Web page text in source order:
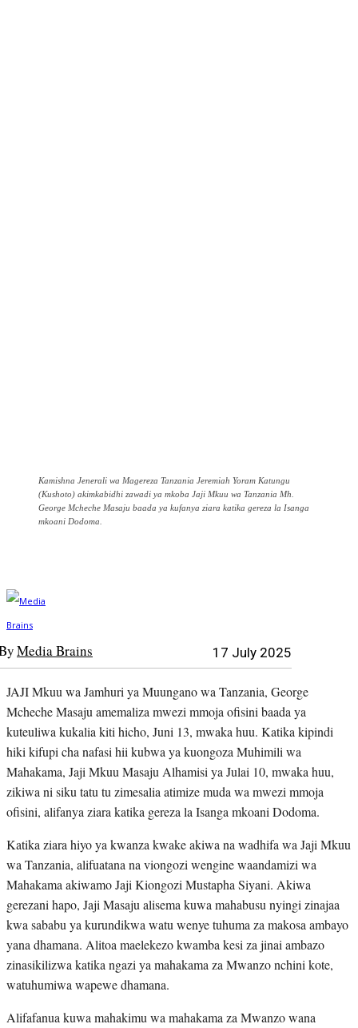
Kamishna Jenerali wa Magereza Tanzania Jeremiah Yoram Katungu
(Kushoto) akimkabidhi zawadi ya mkoba Jaji Mkuu wa Tanzania Mh.
George Mcheche Masaju baada ya kufanya ziara katika gereza la Isanga
mkoani Dodoma.
Media Brains 17 July 2025
JAJI Mkuu wa Jamhuri ya Muungano wa Tanzania, George
Mcheche Masaju amemaliza mwezi mmoja ofisini baada ya
kuteuliwa kukalia kiti hicho, Juni 13, mwaka huu. Katika kipindi
hiki kifupi cha nafasi hii kubwa ya kuongoza Muhimili wa
Mahakama, Jaji Mkuu Masaju Alhamisi ya Julai 10, mwaka huu,
zikiwa ni siku tatu tu zimesalia atimize muda wa mwezi mmoja
ofisini, alifanya ziara katika gereza la Isanga mkoani Dodoma.
Katika ziara hiyo ya kwanza kwake akiwa na wadhifa wa Jaji Mkuu
wa Tanzania, alifuatana na viongozi wengine waandamizi wa
Mahakama akiwamo Jaji Kiongozi Mustapha Siyani. Akiwa
gerezani hapo, Jaji Masaju alisema kuwa mahabusu nyingi zinajaa
kwa sababu ya kurundikwa watu wenye tuhuma za makosa ambayo
yana dhamana. Alitoa maelekezo kwamba kesi za jinai ambazo
zinasikilizwa katika ngazi ya mahakama za Mwanzo nchini kote,
watuhumiwa wapewe dhamana.
Alifafanua kuwa mahakimu wa mahakama za Mwanzo wana